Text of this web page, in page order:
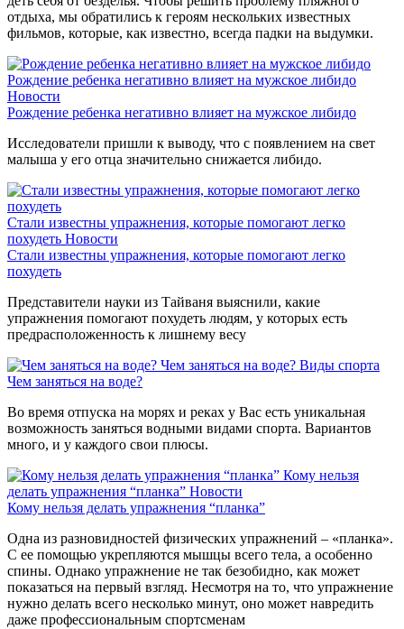
отдыха, мы обратились к героям нескольких известных
фильмов, которые, как известно, всегда падки на выдумки.
Рождение ребенка негативно влияет на мужское либидо
Новости
Рождение ребенка негативно влияет на мужское либидо
Исследователи пришли к выводу, что с появлением на свет
малыша у его отца значительно снижается либидо.
Стали известны упражнения, которые помогают легко
похудеть Новости
Стали известны упражнения, которые помогают легко
похудеть
Представители науки из Тайваня выяснили, какие
упражнения помогают похудеть людям, у которых есть
предрасположенность к лишнему весу
Чем заняться на воде? Виды спорта
Чем заняться на воде?
Во время отпуска на морях и реках у Вас есть уникальная
возможность заняться водными видами спорта. Вариантов
много, и у каждого свои плюсы.
Кому нельзя
делать упражнения “планка” Новости
Кому нельзя делать упражнения “планка”
Одна из разновидностей физических упражнений – «планка».
С ее помощью укрепляются мышцы всего тела, а особенно
спины. Однако упражнение не так безобидно, как может
показаться на первый взгляд. Несмотря на то, что упражнение
нужно делать всего несколько минут, оно может навредить
даже профессиональным спортсменам